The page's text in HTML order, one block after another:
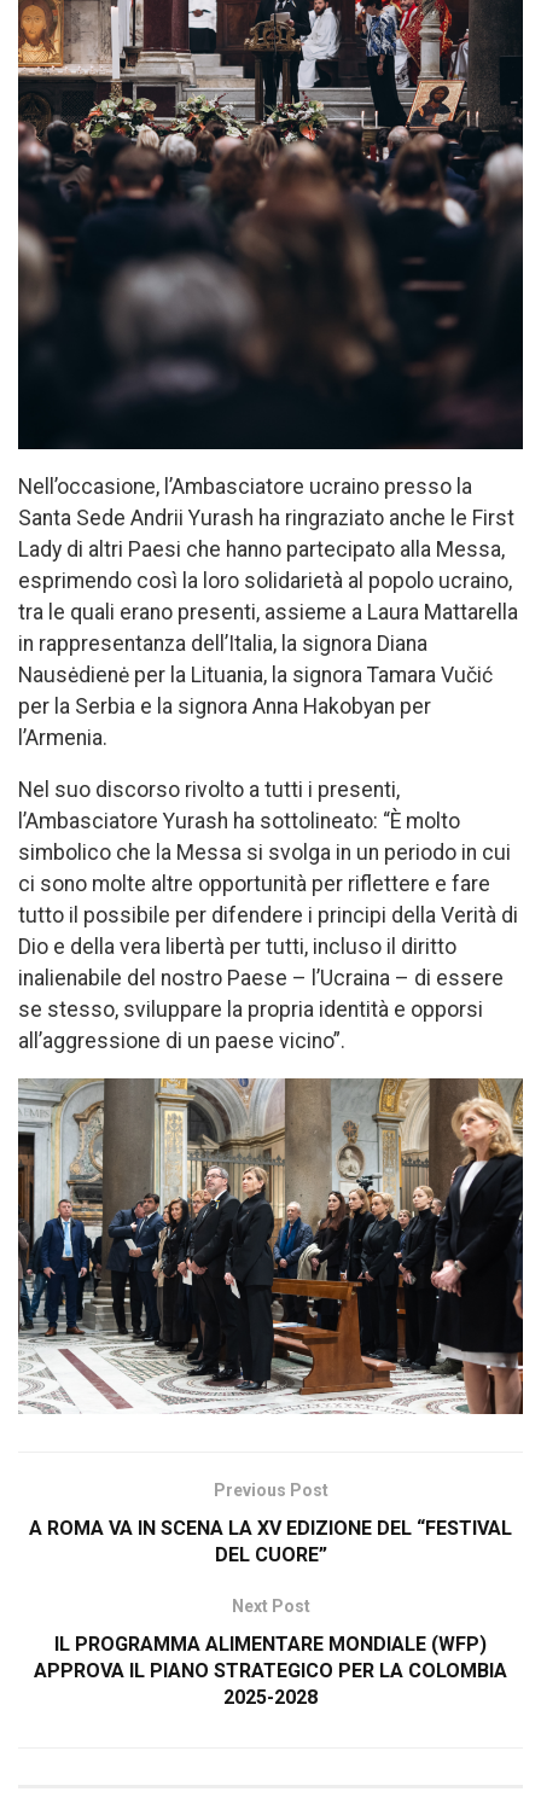
Nell’occasione, l’Ambasciatore ucraino presso la
Santa Sede Andrii Yurash ha ringraziato anche le First
Lady di altri Paesi che hanno partecipato alla Messa,
esprimendo così la loro solidarietà al popolo ucraino,
tra le quali erano presenti, assieme a Laura Mattarella
in rappresentanza dell’Italia, la signora Diana
Nausėdienė per la Lituania, la signora Tamara Vučić
per la Serbia e la signora Anna Hakobyan per
l’Armenia.
Nel suo discorso rivolto a tutti i presenti,
l’Ambasciatore Yurash ha sottolineato: “È molto
simbolico che la Messa si svolga in un periodo in cui
ci sono molte altre opportunità per riflettere e fare
tutto il possibile per difendere i principi della Verità di
Dio e della vera libertà per tutti, incluso il diritto
inalienabile del nostro Paese – l’Ucraina – di essere
se stesso, sviluppare la propria identità e opporsi
all’aggressione di un paese vicino”.
Previous Post
A ROMA VA IN SCENA LA XV EDIZIONE DEL “FESTIVAL
DEL CUORE”
Next Post
IL PROGRAMMA ALIMENTARE MONDIALE (WFP)
APPROVA IL PIANO STRATEGICO PER LA COLOMBIA
2025-2028